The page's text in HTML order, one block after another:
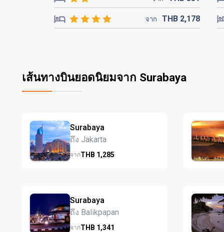
จาก THB 2,178
เส้นทางบินยอดนิยมจาก Surabaya
Surabaya
ถึง Jakarta
จากTHB 1,285
Surabaya
ถึง Balikpapan
จากTHB 1,341